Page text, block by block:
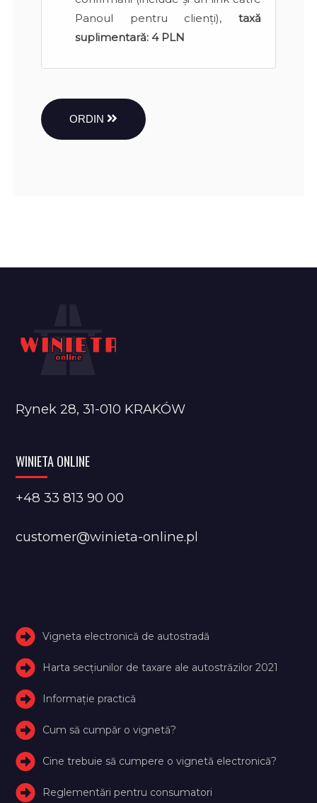
Panoul pentru clienți), taxă
suplimentară: 4 PLN
ORDIN
Rynek 28, 31-010 KRAKÓW
WINIETA ONLINE
+48 33 813 90 00
customer@winieta-online.pl
Vigneta electronică de autostradă
Harta secțiunilor de taxare ale autostrăzilor 2021
Informație practică
Cum să cumpăr o vignetă?
Cine trebuie să cumpere o vignetă electronică?
Reglementări pentru consumatori